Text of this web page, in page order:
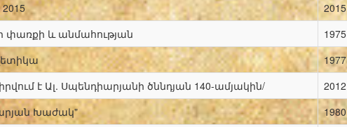
2015
փառքի և անմահության
1975
1977
է Ալ. Սպենդիարյանի ծննդյան 140-ամյակին/
2012
Խաժակ"
1980